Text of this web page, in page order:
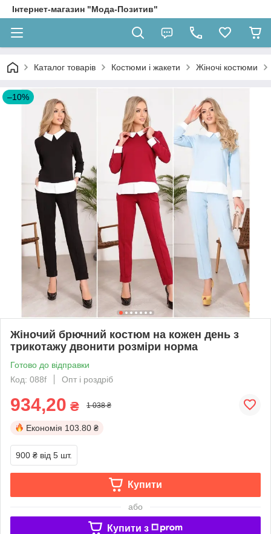
Інтернет-магазин "Мода-Позитив"
Каталог товарів Костюми і жакети Жіночі костюми
–10%
Жіночий брючний костюм на кожен день з
трикотажу двонити розміри норма
Готово до відправки
Код: 088f
Опт і роздріб
934,20 ₴ 1 038 ₴
Економія 103.80 ₴
900 ₴ від 5 шт.
Купити
або
Купити з